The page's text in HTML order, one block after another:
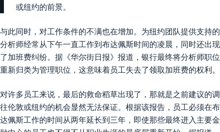
或纽约的前景。
与此同时，对工作条件的不满也在增加。为纽约团队提供支持的
分析师经常从下午一直工作到布达佩斯时间的凌晨，同时还出现
了加班费纠纷。据《华尔街日报》报道，银行最终将分析师职位
重新归类为管理职位，这意味着员工失去了领取加班费的权利。
对许多员工来说，最后的救命稻草出现了，那就是之前建议的调
往伦敦或纽约的机会显然无法保证。根据该报告，员工必须在布
达佩斯工作的时间从两年延长到三年，即使那些最终进入主要金